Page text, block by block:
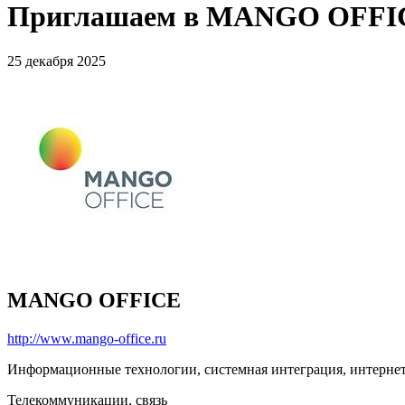
Приглашаем в MANGO
25 декабря 2025
MANGO OFFICE
http://www.mango-office.ru
Информационные технологии, системная интеграция,
Телекоммуникации, связь